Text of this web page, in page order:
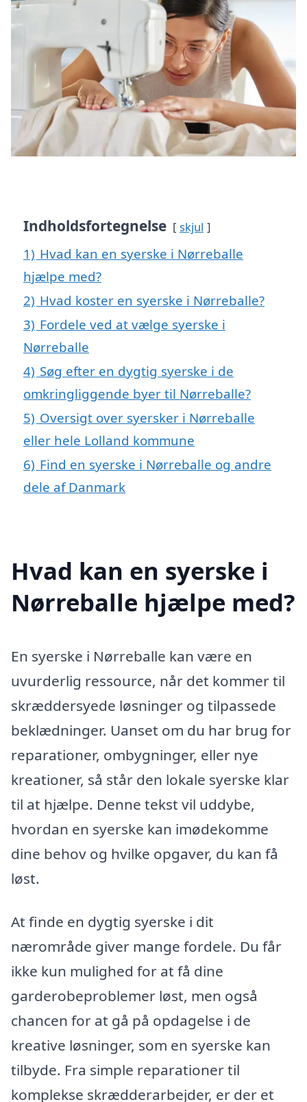
Indholdsfortegnelse skjul
1) Hvad kan en syerske i Nørreballe
hjælpe med?
2) Hvad koster en syerske i Nørreballe?
3) Fordele ved at vælge syerske i
Nørreballe
4) Søg efter en dygtig syerske i de
omkringliggende byer til Nørreballe?
5) Oversigt over syersker i Nørreballe
eller hele Lolland kommune
6) Find en syerske i Nørreballe og andre
dele af Danmark
Hvad kan en syerske i
Nørreballe hjælpe med?
En syerske i Nørreballe kan være en
uvurderlig ressource, når det kommer til
skræddersyede løsninger og tilpassede
beklædninger. Uanset om du har brug for
reparationer, ombygninger, eller nye
kreationer, så står den lokale syerske klar
til at hjælpe. Denne tekst vil uddybe,
hvordan en syerske kan imødekomme
dine behov og hvilke opgaver, du kan få
løst.
At finde en dygtig syerske i dit
nærområde giver mange fordele. Du får
ikke kun mulighed for at få dine
garderobeproblemer løst, men også
chancen for at gå på opdagelse i de
kreative løsninger, som en syerske kan
tilbyde. Fra simple reparationer til
komplekse skrædderarbejder, er der et